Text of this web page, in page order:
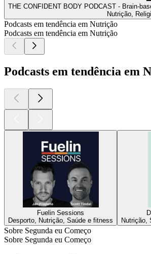
THE CONFIDENT BODY PODCAST - Brain-
Nutrição,
Podcasts em tendência em Nutrição
Podcasts em tendência em Nutrição
Podcasts em tendência em
Fuelin Sessions
Desporto, Nutrição, Saúde e fitness
Nutrição,
Sobre Segunda eu Começo
Sobre Segunda eu Começo